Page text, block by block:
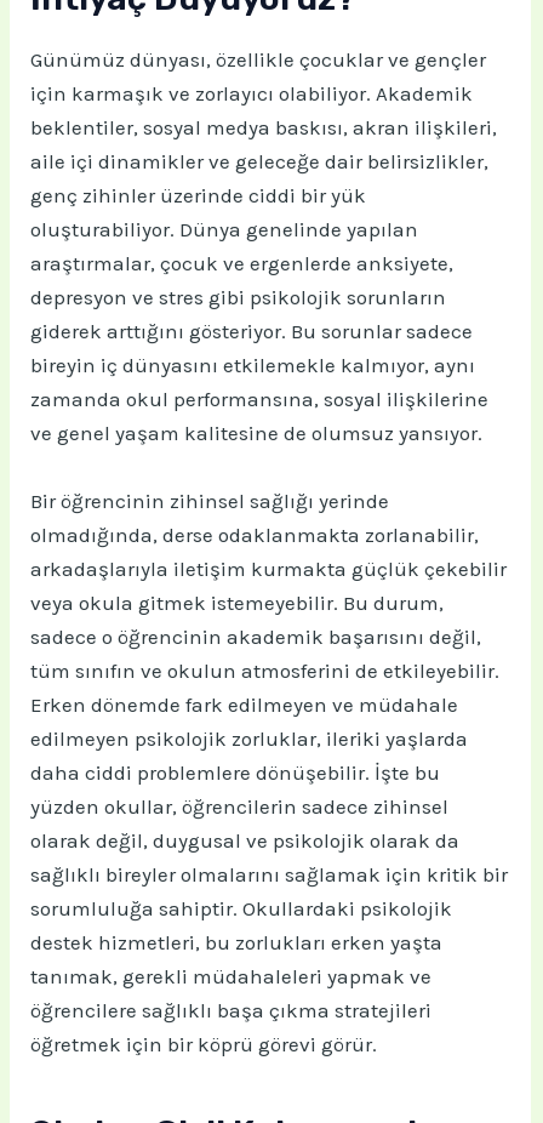
Günümüz dünyası, özellikle çocuklar ve gençler
için karmaşık ve zorlayıcı olabiliyor. Akademik
beklentiler, sosyal medya baskısı, akran ilişkileri,
aile içi dinamikler ve geleceğe dair belirsizlikler,
genç zihinler üzerinde ciddi bir yük
oluşturabiliyor. Dünya genelinde yapılan
araştırmalar, çocuk ve ergenlerde anksiyete,
depresyon ve stres gibi psikolojik sorunların
giderek arttığını gösteriyor. Bu sorunlar sadece
bireyin iç dünyasını etkilemekle kalmıyor, aynı
zamanda okul performansına, sosyal ilişkilerine
ve genel yaşam kalitesine de olumsuz yansıyor.
Bir öğrencinin zihinsel sağlığı yerinde
olmadığında, derse odaklanmakta zorlanabilir,
arkadaşlarıyla iletişim kurmakta güçlük çekebilir
veya okula gitmek istemeyebilir. Bu durum,
sadece o öğrencinin akademik başarısını değil,
tüm sınıfın ve okulun atmosferini de etkileyebilir.
Erken dönemde fark edilmeyen ve müdahale
edilmeyen psikolojik zorluklar, ileriki yaşlarda
daha ciddi problemlere dönüşebilir. İşte bu
yüzden okullar, öğrencilerin sadece zihinsel
olarak değil, duygusal ve psikolojik olarak da
sağlıklı bireyler olmalarını sağlamak için kritik bir
sorumluluğa sahiptir. Okullardaki psikolojik
destek hizmetleri, bu zorlukları erken yaşta
tanımak, gerekli müdahaleleri yapmak ve
öğrencilere sağlıklı başa çıkma stratejileri
öğretmek için bir köprü görevi görür.